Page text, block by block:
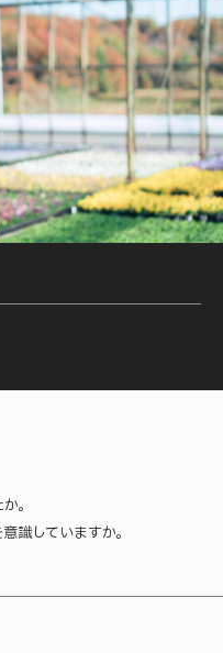
。
識していますか。